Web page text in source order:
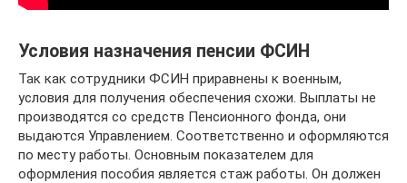
Условия назначения пенсии ФСИН
Так как сотрудники ФСИН приравнены к военным,
условия для получения обеспечения схожи. Выплаты не
производятся со средств Пенсионного фонда, они
выдаются Управлением. Соответственно и оформляются
по месту работы. Основным показателем для
оформления пособия является стаж работы. Он должен